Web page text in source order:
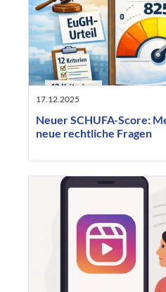
17.12.2025
Neuer SCHUFA-Score:
neue rechtliche Fragen